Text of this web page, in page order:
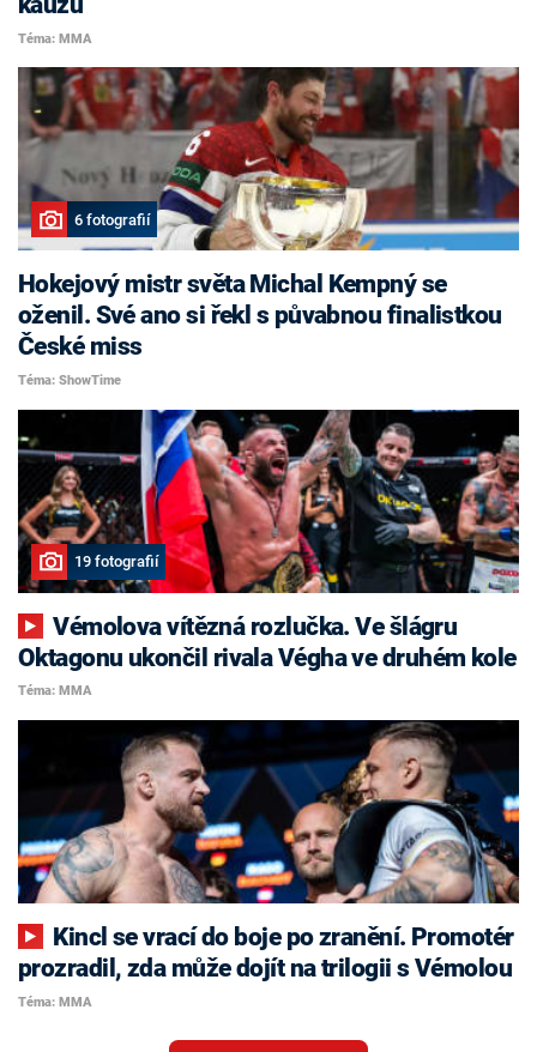
Téma: MMA
6 fotografií
Hokejový mistr světa Michal Kempný se
oženil. Své ano si řekl s půvabnou finalistkou
České miss
Téma: ShowTime
19 fotografií
Vémolova vítězná rozlučka. Ve šlágru
Oktagonu ukončil rivala Végha ve druhém kole
Téma: MMA
prozradil, zda může dojít na trilogii s Vémolou
Téma: MMA